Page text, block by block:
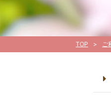
TOP ご